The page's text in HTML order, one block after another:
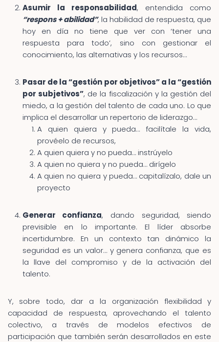
Asumir la responsabilidad, entendida como
“respons + abilidad”, la habilidad de respuesta, que
hoy en día no tiene que ver con ‘tener una
respuesta para todo’, sino con gestionar el
conocimiento, las alternativas y los recursos…
Pasar de la “gestión por objetivos” a la “gestión
por subjetivos”, de la fiscalización y la gestión del
miedo, a la gestión del talento de cada uno. Lo que
implica el desarrollar un repertorio de liderazgo…
A quien quiera y pueda… facilítale la vida,
provéelo de recursos,
A quien quiera y no pueda… instrúyelo
A quien no quiera y no pueda… dirígelo
A quien no quiera y pueda… capitalízalo, dale un
proyecto
Generar confianza, dando seguridad, siendo
previsible en lo importante. El líder absorbe
incertidumbre. En un contexto tan dinámico la
seguridad es un valor… y genera confianza, que es
la llave del compromiso y de la activación del
talento.
Y, sobre todo, dar a la organización flexibilidad y
capacidad de respuesta, aprovechando el talento
colectivo, a través de modelos efectivos de
participación que también serán desarrollados en este